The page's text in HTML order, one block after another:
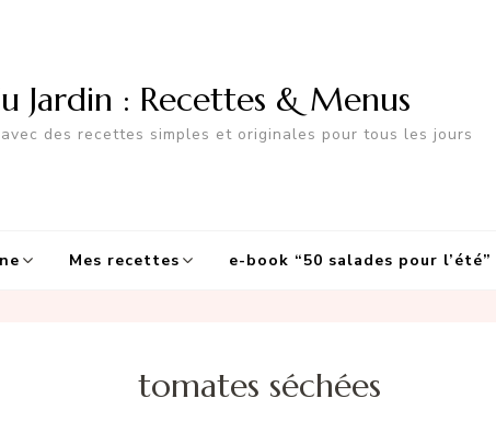
Jardin : Recettes & Menus
des recettes simples et originales pour tous les jours
Mes recettes e-book “50 salades pour l’été”
tomates séchées